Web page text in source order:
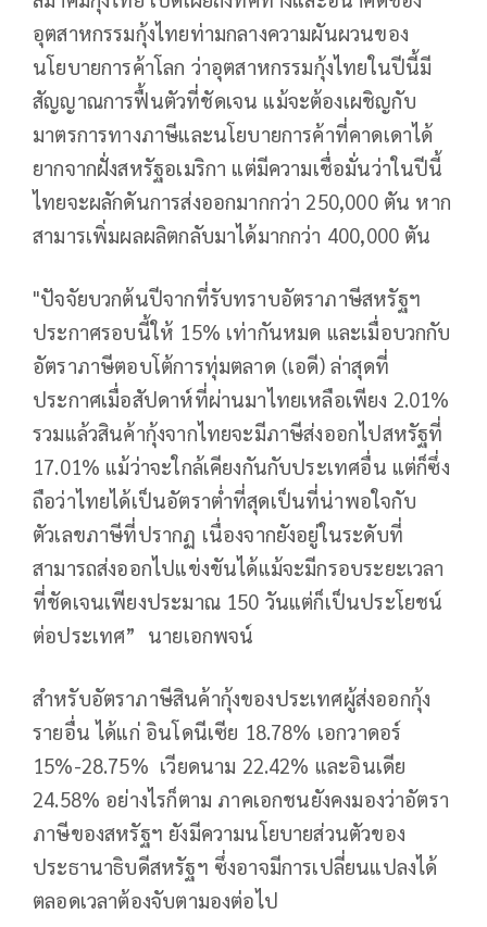
อุตสาหกรรมกุ้งไทยท่ามกลางความผันผวนของ
นโยบายการค้าโลก ว่าอุตสาหกรรมกุ้งไทยในปีนี้มี
สัญญาณการฟื้นตัวที่ชัดเจน แม้จะต้องเผชิญกับ
มาตรการทางภาษีและนโยบายการค้าที่คาดเดาได้
ยากจากฝั่งสหรัฐอเมริกา แต่มีความเชื่อมั่นว่าในปีนี้
ไทยจะผลักดันการส่งออกมากกว่า 250,000 ตัน หาก
สามารเพิ่มผลผลิตกลับมาได้มากกว่า 400,000 ตัน
"ปัจจัยบวกต้นปีจากที่รับทราบอัตราภาษีสหรัฐฯ
ประกาศรอบนี้ให้ 15% เท่ากันหมด และเมื่อบวกกับ
อัตราภาษีตอบโต้การทุ่มตลาด (เอดี) ล่าสุดที่
ประกาศเมื่อสัปดาห์ที่ผ่านมาไทยเหลือเพียง 2.01%
รวมแล้วสินค้ากุ้งจากไทยจะมีภาษีส่งออกไปสหรัฐที่
17.01% แม้ว่าจะใกล้เคียงกันกับประเทศอื่น แต่ก็ซึ่ง
ถือว่าไทยได้เป็นอัตราต่ำที่สุดเป็นที่น่าพอใจกับ
ตัวเลขภาษีที่ปรากฏ เนื่องจากยังอยู่ในระดับที่
สามารถส่งออกไปแข่งขันได้แม้จะมีกรอบระยะเวลา
ที่ชัดเจนเพียงประมาณ 150 วันแต่ก็เป็นประโยชน์
ต่อประเทศ” นายเอกพจน์
สำหรับอัตราภาษีสินค้ากุ้งของประเทศผู้ส่งออกกุ้ง
รายอื่น ได้แก่ อินโดนีเซีย 18.78% เอกวาดอร์
15%-28.75% เวียดนาม 22.42% และอินเดีย
24.58% อย่างไรก็ตาม ภาคเอกชนยังคงมองว่าอัตรา
ภาษีของสหรัฐฯ ยังมีความนโยบายส่วนตัวของ
ประธานาธิบดีสหรัฐฯ ซึ่งอาจมีการเปลี่ยนแปลงได้
ตลอดเวลาต้องจับตามองต่อไป